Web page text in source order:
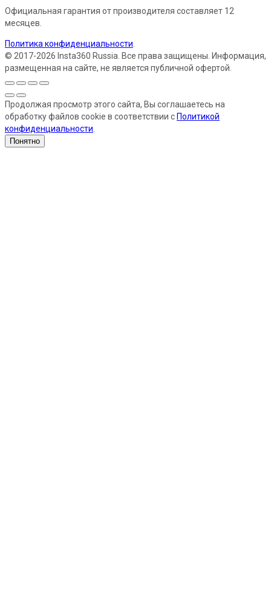
Официальная гарантия от производителя составляет 12
месяцев.
Политика конфиденциальности.
© 2017-2026 Insta360 Russia. Все права защищены. Информация,
размещенная на сайте, не является публичной офертой.
Продолжая просмотр этого сайта, Вы соглашаетесь на
обработку файлов cookie в соответствии с Политикой
конфиденциальности.
Понятно